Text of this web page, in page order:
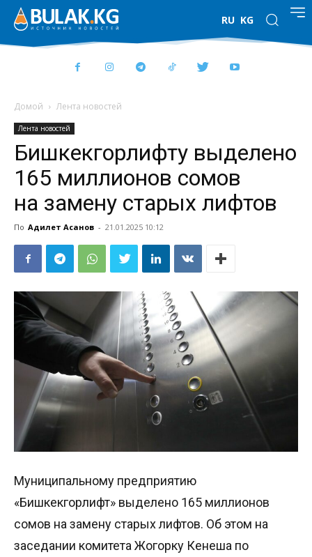
RU KG
Домой Лента новостей
Лента новостей
Бишкекгорлифту выделено
165 миллионов сомов
на замену старых лифтов
По Адилет Асанов - 21.01.2025 10:12
Муниципальному предприятию
«Бишкекгорлифт» выделено 165 миллионов
сомов на замену старых лифтов. Об этом на
заседании комитета Жогорку Кенеша по